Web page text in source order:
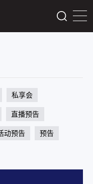
私享会
直播预告
动预告 预告